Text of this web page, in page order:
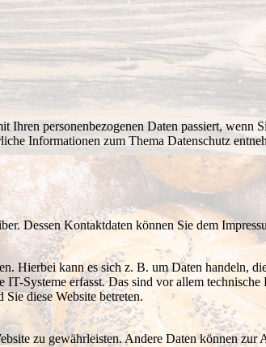
personenbezogenen Daten passiert, wenn
Informationen zum Thema Datenschutz
Dessen Kontaktdaten können Sie dem
Hierbei kann es sich z. B. um Daten handeln,
Systeme erfasst. Das sind vor allem
diese Website betreten.
zu gewährleisten. Andere Daten können zur